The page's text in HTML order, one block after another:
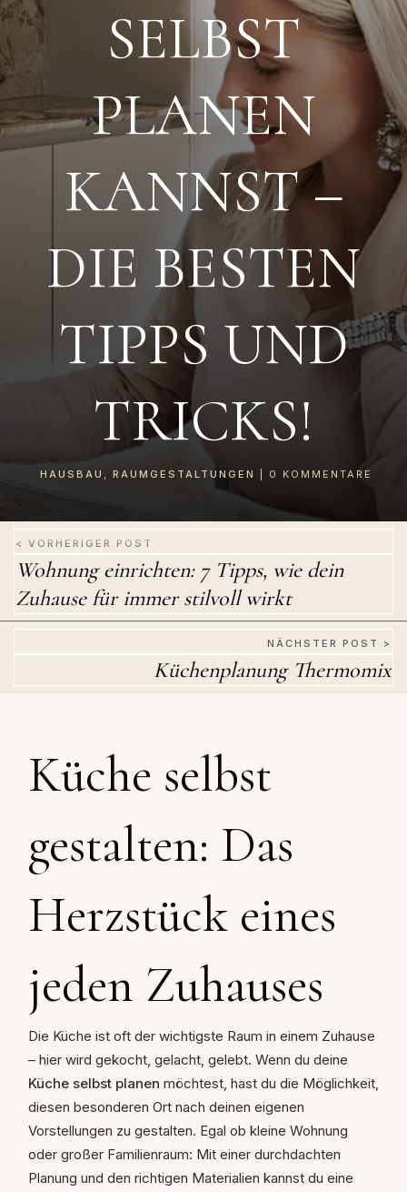
SELBST
PLANEN
KANNST –
DIE BESTEN
TIPPS UND
TRICKS!
HAUSBAU , RAUMGESTALTUNGEN 0 KOMMENTARE
< VORHERIGER POST
Wohnung einrichten: 7 Tipps, wie dein
Zuhause für immer stilvoll wirkt
NÄCHSTER POST >
Küchenplanung Thermomix
Küche selbst
gestalten: Das
Herzstück eines
jeden Zuhauses
Die Küche ist oft der wichtigste Raum in einem Zuhause
– hier wird gekocht, gelacht, gelebt. Wenn du deine
Küche selbst planen möchtest, hast du die Möglichkeit,
diesen besonderen Ort nach deinen eigenen
Vorstellungen zu gestalten. Egal ob kleine Wohnung
oder großer Familienraum: Mit einer durchdachten
Planung und den richtigen Materialien kannst du eine